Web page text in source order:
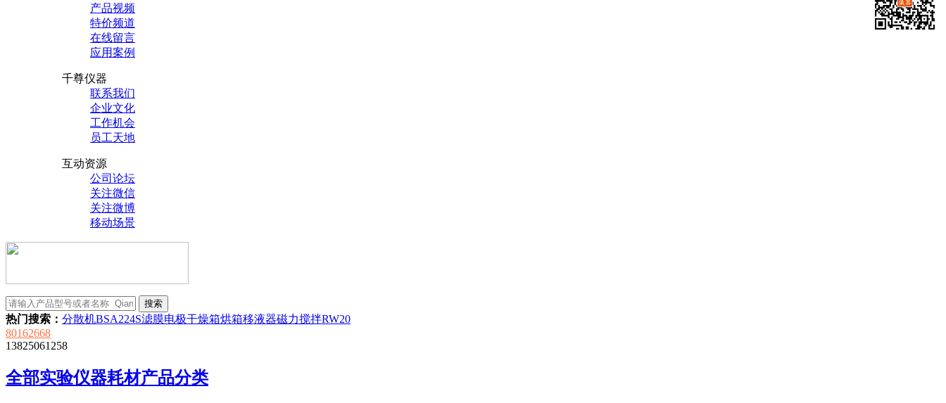
产品视频
特价频道
在线留言
应用案例
千尊仪器
联系我们
企业文化
工作机会
员工天地
互动资源
公司论坛
关注微信
关注微博
移动场景
热门搜索： 分散机BSA224S滤膜电极干燥箱烘箱移液器磁力搅拌RW20
80162668
13825061258
全部实验仪器耗材产品分类